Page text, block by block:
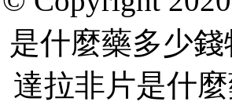
是什麼藥多少
達拉非片是什